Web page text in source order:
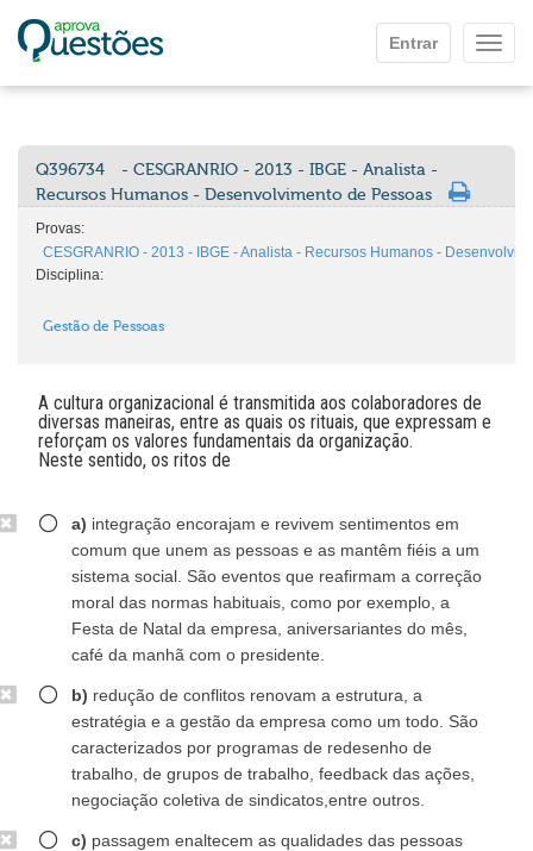
Entrar
Q396734
- CESGRANRIO - 2013 - IBGE - Analista -
Recursos Humanos - Desenvolvimento de Pessoas
Provas:
CESGRANRIO - 2013 - IBGE - Analista - Recursos Humanos -
Disciplina:
Gestão de Pessoas
A cultura organizacional é transmitida aos colaboradores de
diversas maneiras, entre as quais os rituais, que expressam e
reforçam os valores fundamentais da organização.
Neste sentido, os ritos de
a) integração encorajam e revivem sentimentos em
comum que unem as pessoas e as mantêm fiéis a um
sistema social. São eventos que reafirmam a correção
moral das normas habituais, como por exemplo, a
Festa de Natal da empresa, aniversariantes do mês,
café da manhã com o presidente.
b) redução de conflitos renovam a estrutura, a
estratégia e a gestão da empresa como um todo. São
caracterizados por programas de redesenho de
trabalho, de grupos de trabalho, feedback das ações,
negociação coletiva de sindicatos,entre outros.
c) passagem enaltecem as qualidades das pessoas